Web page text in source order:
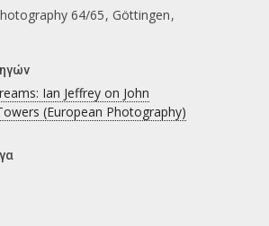
64/65 Göttingen
Ian Jeffrey on John
(European Photography)